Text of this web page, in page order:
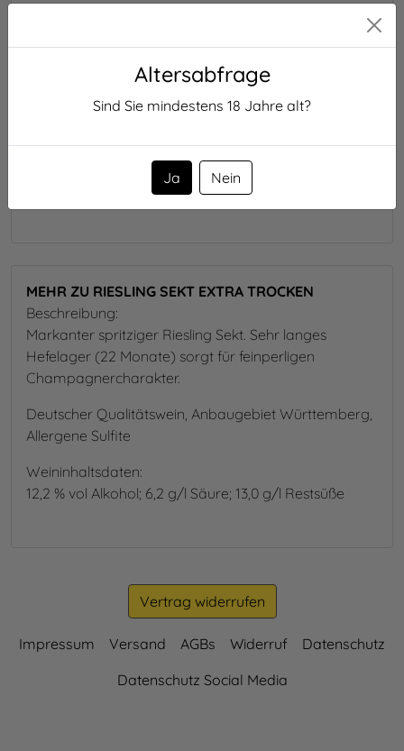
Altersabfrage
Sind Sie mindestens 18 Jahre alt?
Ja Nein
Erzeugerabfüllung : Weingut-Laicher, Heerweg 21, DE-
Nährwertangaben
100ml enthalten durchschnittlich:
davon Zucker:
1.25 g
Trauben,, Fülldosage,
Sulfite
MEHR ZU RIESLING SEKT EXTRA TROCKEN
Beschreibung:
Markanter spritziger Riesling Sekt. Sehr langes
Hefelager (22 Monate) sorgt für feinperligen
Champagnercharakter.
Deutscher Qualitätswein, Anbaugebiet Württemberg,
Allergene Sulfite
Weininhaltsdaten:
12,2 % vol Alkohol; 6,2 g/l Säure; 13,0 g/l Restsüße
Vertrag widerrufen
Impressum Versand AGBs Widerruf
Datenschutz
Datenschutz Social Media